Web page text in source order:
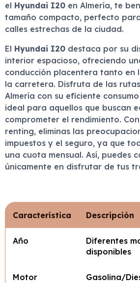
el Hyundai I20 en Almería, te
tamaño compacto, perfecto
calles estrechas de la ciudad.
El Hyundai I20 destaca por su
interior espacioso, ofreciendo
conducción placentera tanto en
la carretera. Disfruta de las
Almería con su eficiente
ideal para aquellos que buscan
comprometer el rendimiento.
renting, eliminas las
impuestos y el seguro, ya que
una cuota mensual. Así, puedes
únicamente en disfrutar de tus
Característica Descripción
Año
Diferentes
disponibles
Motor Gasolina/